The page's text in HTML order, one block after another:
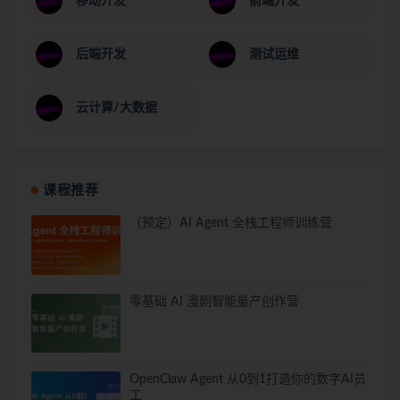
后端开发 测试运维
云计算/大数据
课程推荐
（预定）AI Agent 全栈工程师训练营
零基础 AI 漫剧智能量产创作营
OpenClaw Agent 从0到1打造你的数字AI员